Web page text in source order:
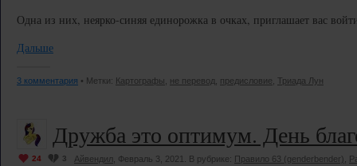
Одна из них, неярко-синяя единорожка в очках, приглашает вас
Дальше
3 комментария • Метки: Картографы не перевод предисловие Триада Лун
Дружба это оптимум. День
24 3 Айвендил , Февраль 3, 2021. В рубрике: Правило 63 (genderbender)